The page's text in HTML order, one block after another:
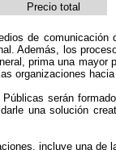
Precio total
de
Además, los
prima una
organizaciones
serán
una solución
incluye una